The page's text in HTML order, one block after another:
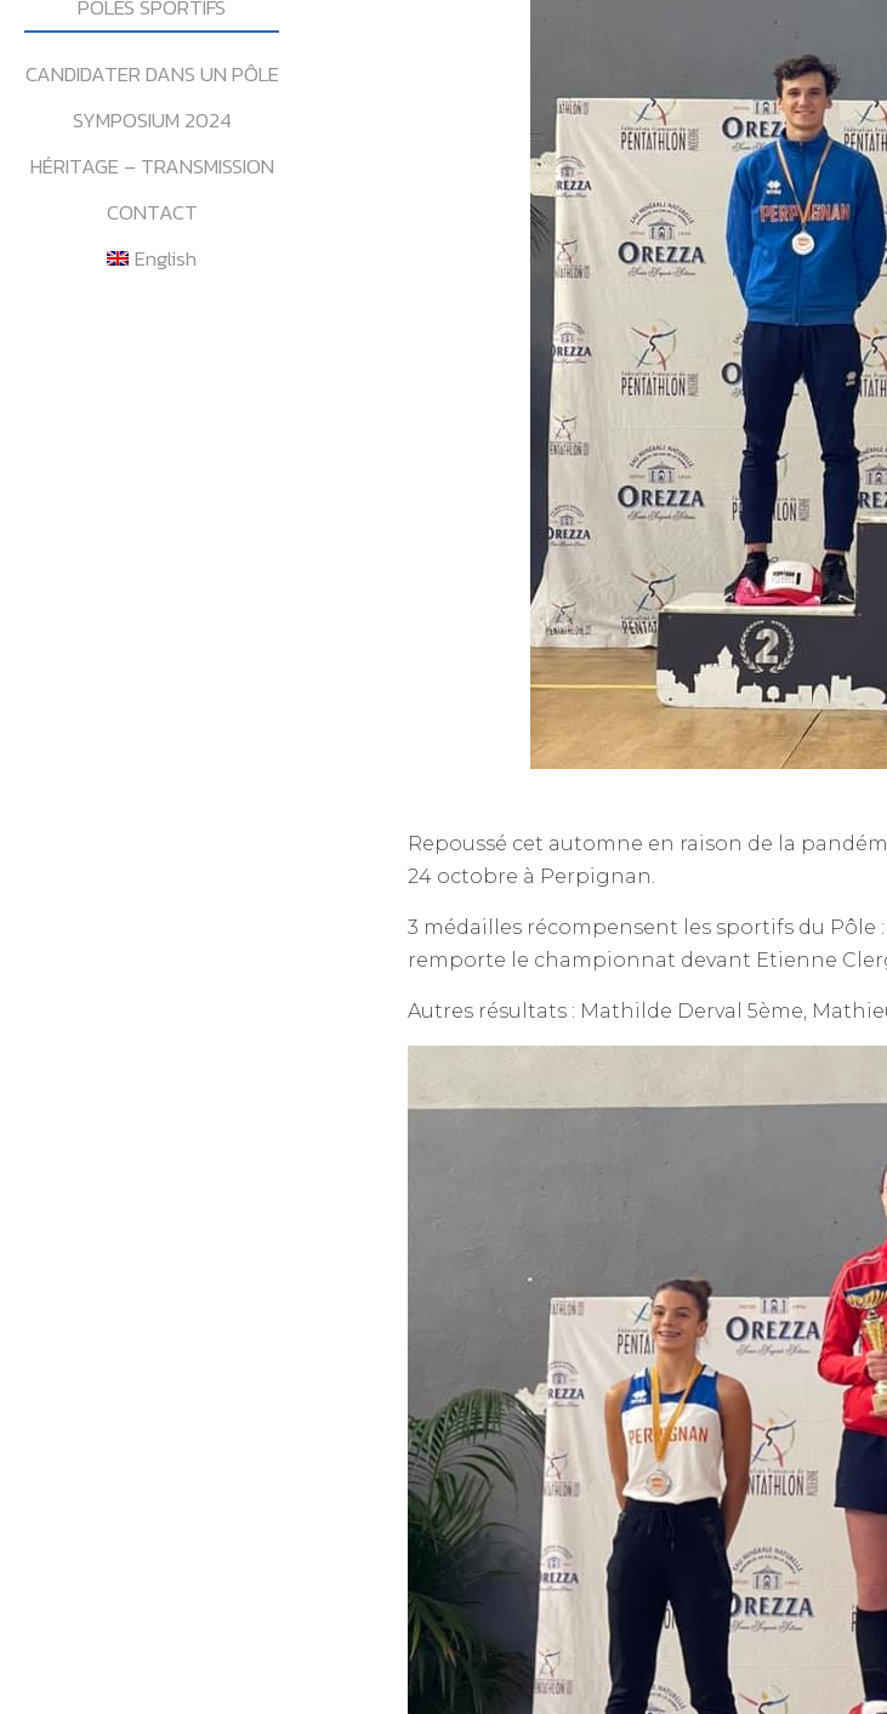
POLES SPORTIFS
CANDIDATER DANS UN PÔLE
SYMPOSIUM 2024
HÉRITAGE – TRANSMISSION
CONTACT
English
Repoussé cet automne en raison de la
24 octobre à Perpignan.
3 médailles récompensent les sportifs du
remporte le championnat devant Etienne
Autres résultats : Mathilde Derval 5ème,